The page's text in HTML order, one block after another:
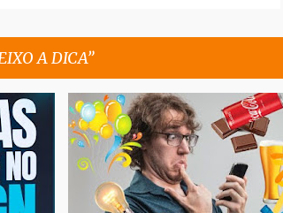
A DICA
DEIXO A DICA